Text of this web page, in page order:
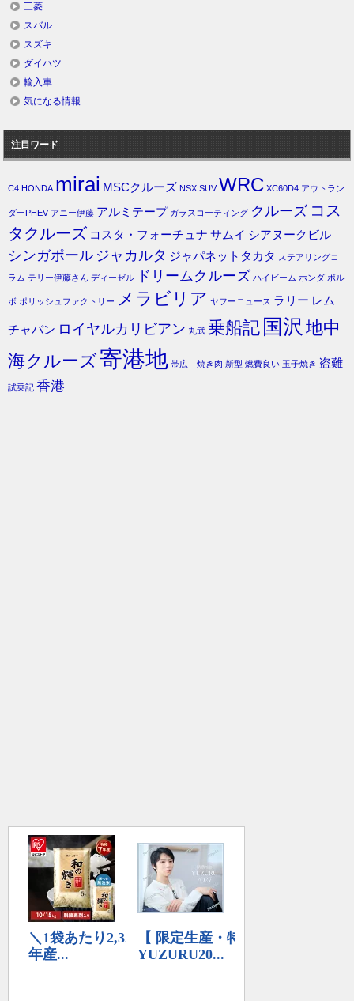
三菱
スバル
スズキ
ダイハツ
輸入車
気になる情報
注目ワード
C4 HONDA mirai MSCクルーズ NSX SUV WRC XC60D4 アウトラン
ダーPHEV アニー伊藤 アルミテープ ガラスコーティング クルーズ コス
タクルーズ コスタ・フォーチュナ サムイ シアヌークビル
シンガポール ジャカルタ ジャパネットタカタ ステアリングコ
ラム テリー伊藤さん ディーゼル ドリームクルーズ ハイビーム ホンダ ボル
ボ ポリッシュファクトリー メラビリア ヤフーニュース ラリー レム
チャバン ロイヤルカリビアン 丸武 乗船記 国沢 地中
海クルーズ寄港地 帯広 焼き肉 新型 燃費良い 玉子焼き 盗難
試乗記 香港